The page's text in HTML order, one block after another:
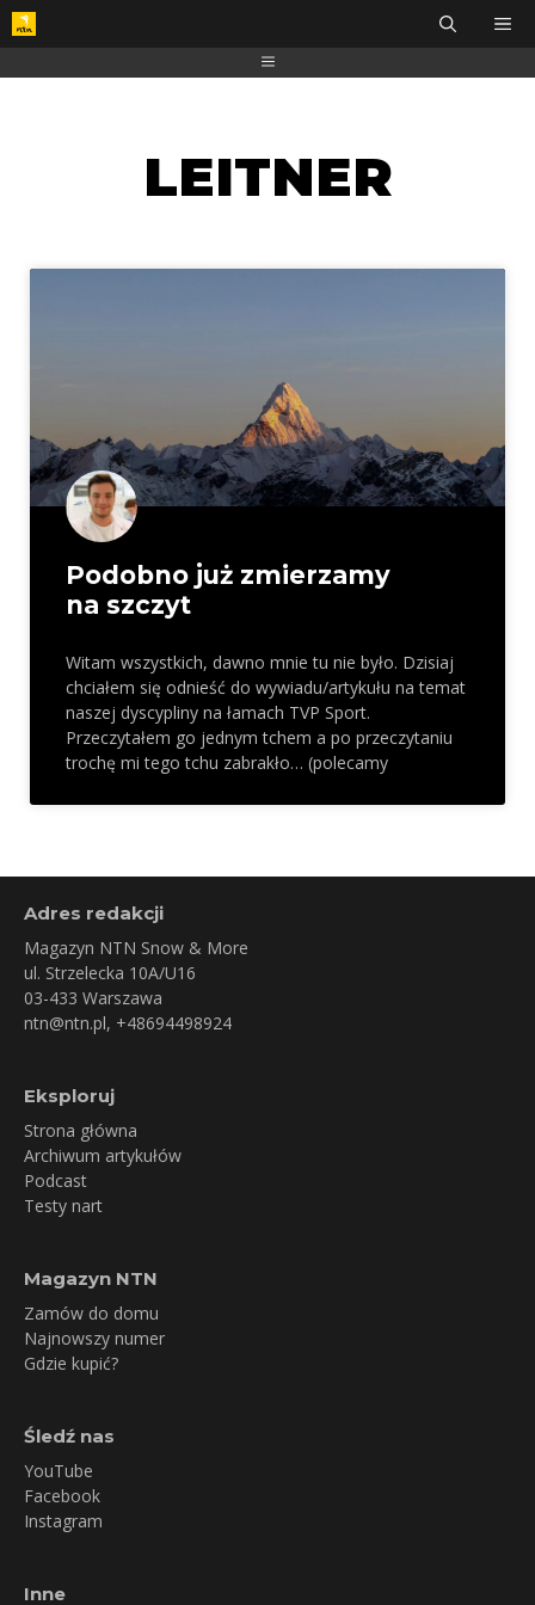
LEITNER
Podobno już zmierzamy
na szczyt
Witam wszystkich, dawno mnie tu nie było. Dzisiaj
chciałem się odnieść do wywiadu/artykułu na temat
naszej dyscypliny na łamach TVP Sport.
Przeczytałem go jednym tchem a po przeczytaniu
trochę mi tego tchu zabrakło… (polecamy
Adres redakcji
Magazyn NTN Snow & More
ul. Strzelecka 10A/U16
03-433 Warszawa
ntn@ntn.pl, +48694498924
Eksploruj
Strona główna
Archiwum artykułów
Podcast
Testy nart
Magazyn NTN
Zamów do domu
Najnowszy numer
Gdzie kupić?
Śledź nas
YouTube
Facebook
Instagram
Inne